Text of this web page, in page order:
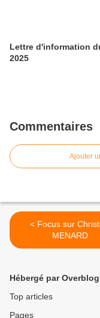
Lettre d'information
2025
Commentaires
Ajouter
< Focus sur Christian
MENARD
Hébergé par Overblog
Top articles
Pages